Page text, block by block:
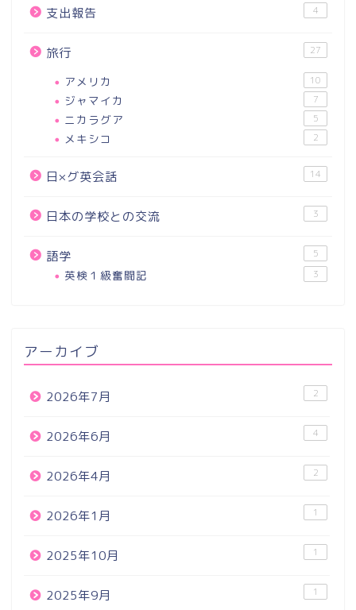
支出報告 4
旅行 27
アメリカ 10
ジャマイカ 7
ニカラグア 5
メキシコ 2
日×グ英会話 14
日本の学校との交流 3
語学 5
英検１級奮闘記 3
アーカイブ
2026年7月 2
2026年6月 4
2026年4月 2
2026年1月 1
2025年10月 1
2025年9月 1